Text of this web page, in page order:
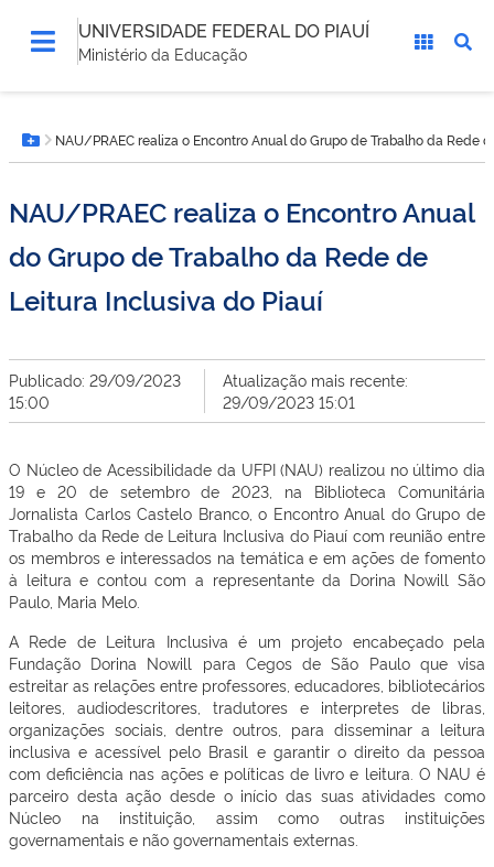
UNIVERSIDADE FEDERAL DO PIAUÍ
Ministério da Educação
está
aqui:Botão Menu
NAU/PRAEC realiza o Encontro Anual do Grupo de Trabalho da Rede
NAU/PRAEC realiza o Encontro Anual
do Grupo de Trabalho da Rede de
Leitura Inclusiva do Piauí
Publicado: 29/09/2023
15:00
Atualização mais recente:
29/09/2023 15:01
O Núcleo de Acessibilidade da UFPI (NAU) realizou no último dia
19 e 20 de setembro de 2023, na Biblioteca Comunitária
Jornalista Carlos Castelo Branco, o Encontro Anual do Grupo de
Trabalho da Rede de Leitura Inclusiva do Piauí com reunião entre
os membros e interessados na temática e em ações de fomento
à leitura e contou com a representante da Dorina Nowill São
Paulo, Maria Melo.
A Rede de Leitura Inclusiva é um projeto encabeçado pela
Fundação Dorina Nowill para Cegos de São Paulo que visa
estreitar as relações entre professores, educadores, bibliotecários
leitores, audiodescritores, tradutores e interpretes de libras,
organizações sociais, dentre outros, para disseminar a leitura
inclusiva e acessível pelo Brasil e garantir o direito da pessoa
com deficiência nas ações e políticas de livro e leitura. O NAU é
parceiro desta ação desde o início das suas atividades como
Núcleo na instituição, assim como outras instituições
governamentais e não governamentais externas.